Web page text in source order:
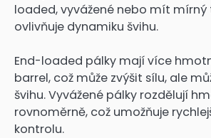
loaded, vyvážené nebo mít mírný
ovlivňuje dynamiku švihu.
End-loaded pálky mají více
barrel, což může zvýšit sílu, ale
švihu. Vyvážené pálky rozdělují
rovnoměrně, což umožňuje
kontrolu.